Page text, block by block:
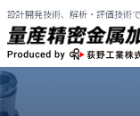
設計開発技術、解析・評価技術